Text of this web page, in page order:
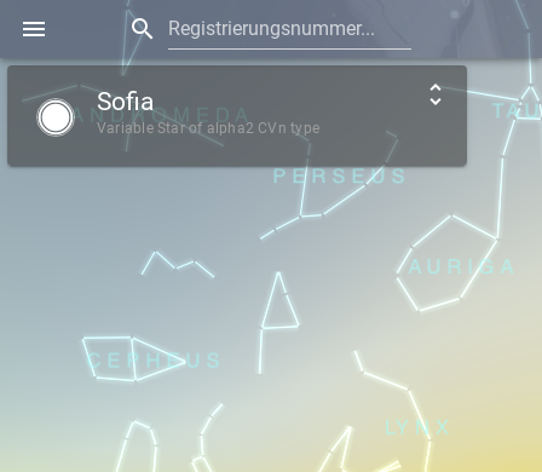
Registrierungsnummer...
Sofia
Variable Star of alpha2 CVn type